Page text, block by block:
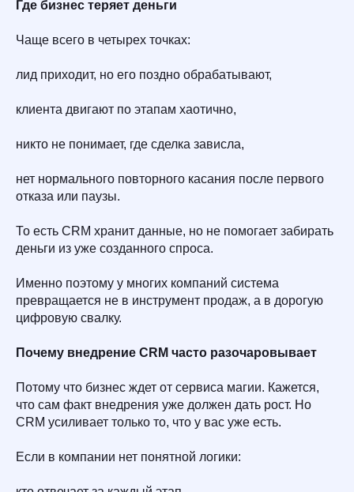
Где бизнес теряет деньги
Чаще всего в четырех точках:
лид приходит, но его поздно обрабатывают,
клиента двигают по этапам хаотично,
никто не понимает, где сделка зависла,
нет нормального повторного касания после первого
отказа или паузы.
То есть CRM хранит данные, но не помогает забирать
деньги из уже созданного спроса.
Именно поэтому у многих компаний система
превращается не в инструмент продаж, а в дорогую
цифровую свалку.
Почему внедрение CRM часто разочаровывает
Потому что бизнес ждет от сервиса магии. Кажется,
что сам факт внедрения уже должен дать рост. Но
CRM усиливает только то, что у вас уже есть.
Если в компании нет понятной логики: